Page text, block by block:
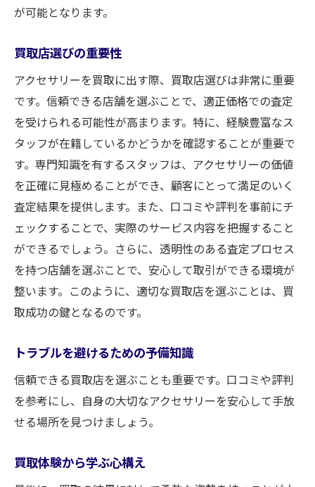
が可能となります。
買取店選びの重要性
アクセサリーを買取に出す際、買取店選びは非常に重要
です。信頼できる店舗を選ぶことで、適正価格での査定
を受けられる可能性が高まります。特に、経験豊富なス
タッフが在籍しているかどうかを確認することが重要で
す。専門知識を有するスタッフは、アクセサリーの価値
を正確に見極めることができ、顧客にとって満足のいく
査定結果を提供します。また、口コミや評判を事前にチ
ェックすることで、実際のサービス内容を把握すること
ができるでしょう。さらに、透明性のある査定プロセス
を持つ店舗を選ぶことで、安心して取引ができる環境が
整います。このように、適切な買取店を選ぶことは、買
取成功の鍵となるのです。
トラブルを避けるための予備知識
信頼できる買取店を選ぶことも重要です。口コミや評判
を参考にし、自身の大切なアクセサリーを安心して手放
せる場所を見つけましょう。
買取体験から学ぶ心構え